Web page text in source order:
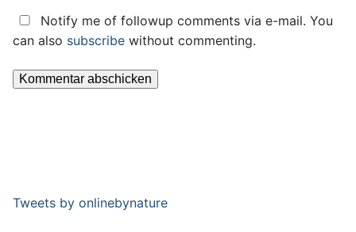
Notify me of followup comments via e-mail. You
can also subscribe without commenting.
Tweets by onlinebynature